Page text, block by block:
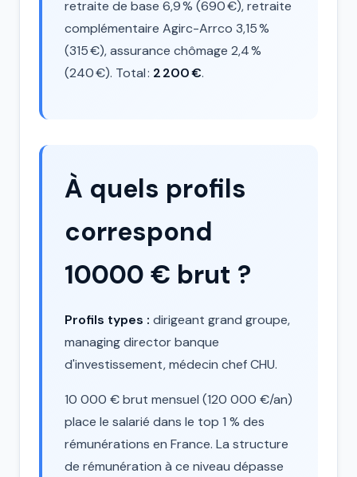
retraite de base 6,9 % (690 €), retraite
complémentaire Agirc-Arrco 3,15 %
(315 €), assurance chômage 2,4 %
(240 €). Total : 2 200 €.
À quels profils
correspond
10000 € brut ?
Profils types : dirigeant grand groupe,
managing director banque
d'investissement, médecin chef CHU.
10 000 € brut mensuel (120 000 €/an)
place le salarié dans le top 1 % des
rémunérations en France. La structure
de rémunération à ce niveau dépasse